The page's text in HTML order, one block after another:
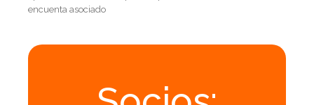
encuenta asociado